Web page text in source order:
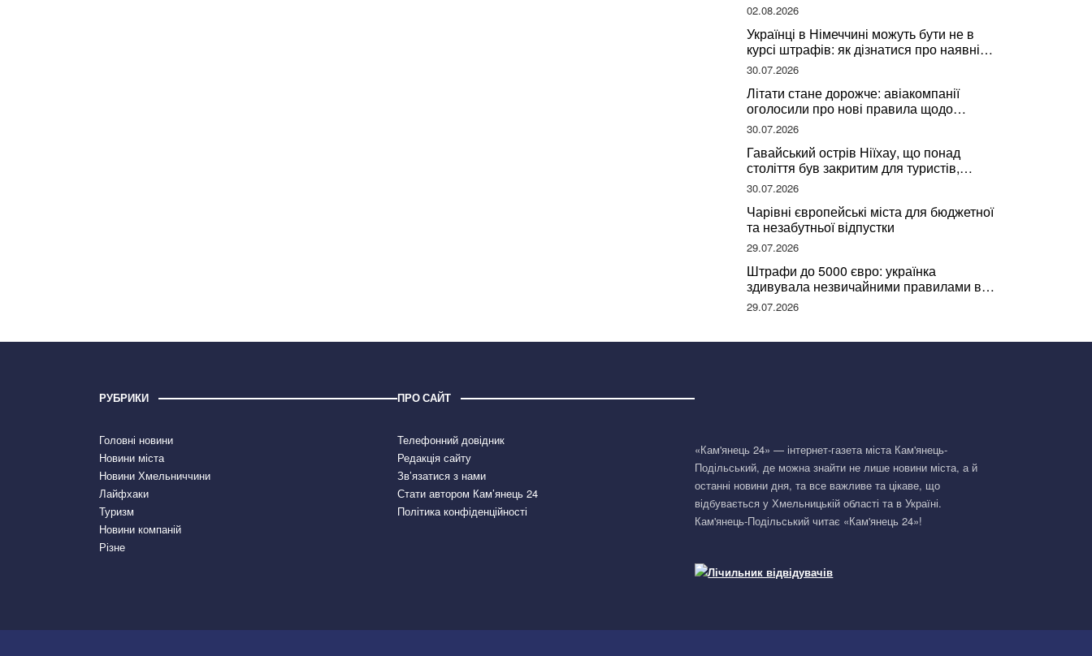
02.08.2026
Українці в Німеччині можуть бути не в
курсі штрафів: як дізнатися про наявні
борги
30.07.2026
Літати стане дорожче: авіакомпанії
оголосили про нові правила щодо
вибору місць
30.07.2026
Гавайський острів Ніїхау, що понад
століття був закритим для туристів,
починає приймати перших відвідувачів
30.07.2026
Чарівні європейські міста для бюджетної
та незабутньої відпустки
29.07.2026
Штрафи до 5000 євро: українка
здивувала незвичайними правилами в
Німеччині та поділилася правдою
29.07.2026
РУБРИКИ
Головні новини
Новини міста
Новини Хмельниччини
Лайфхаки
Туризм
Новини компаній
Різне
ПРО САЙТ
Телефонний довідник
Редакція сайту
Зв’язатися з нами
Стати автором Кам’янець 24
Політика конфіденційності
«Кам'янець 24» — інтернет-газета міста Кам'янець-
Подільський, де можна знайти не лише новини міста, а й
останні новини дня, та все важливе та цікаве, що
відбувається у Хмельницькій області та в Україні.
Кам'янець-Подільський читає «Кам'янець 24»!